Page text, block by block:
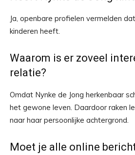
Ja, openbare profielen vermelden
kinderen heeft.
Waarom is er zoveel
relatie?
Omdat Nynke de Jong herkenbaar
het gewone leven. Daardoor raken
naar haar persoonlijke achtergrond.
Moet je alle online